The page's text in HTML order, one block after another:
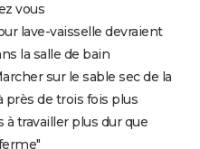
vous
lave-vaisselle devraient
la salle de bain
sur le sable sec de la
près de trois fois plus
à travailler plus dur que